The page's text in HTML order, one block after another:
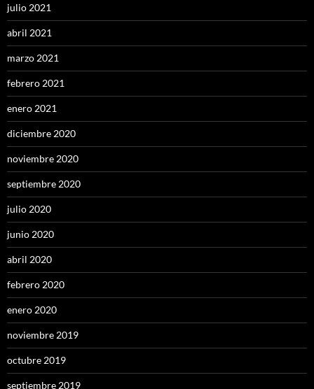
julio 2021
abril 2021
marzo 2021
febrero 2021
enero 2021
diciembre 2020
noviembre 2020
septiembre 2020
julio 2020
junio 2020
abril 2020
febrero 2020
enero 2020
noviembre 2019
octubre 2019
septiembre 2019